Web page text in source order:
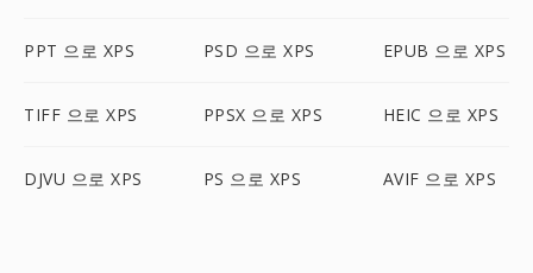
PPT 으로 XPS PSD 으로 XPS EPUB 으로 XPS
TIFF 으로 XPS PPSX 으로 XPS HEIC 으로 XPS
DJVU 으로 XPS PS 으로 XPS AVIF 으로 XPS